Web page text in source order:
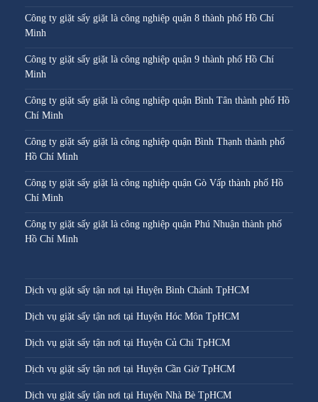
Công ty giặt sấy giặt là công nghiệp quận 8 thành phố Hồ Chí
Minh
Công ty giặt sấy giặt là công nghiệp quận 9 thành phố Hồ Chí
Minh
Công ty giặt sấy giặt là công nghiệp quận Bình Tân thành phố Hồ
Chí Minh
Công ty giặt sấy giặt là công nghiệp quận Bình Thạnh thành phố
Hồ Chí Minh
Công ty giặt sấy giặt là công nghiệp quận Gò Vấp thành phố Hồ
Chí Minh
Công ty giặt sấy giặt là công nghiệp quận Phú Nhuận thành phố
Hồ Chí Minh
Dịch vụ giặt sấy tận nơi tại Huyện Bình Chánh TpHCM
Dịch vụ giặt sấy tận nơi tại Huyện Hóc Môn TpHCM
Dịch vụ giặt sấy tận nơi tại Huyện Củ Chi TpHCM
Dịch vụ giặt sấy tận nơi tại Huyện Cần Giờ TpHCM
Dịch vụ giặt sấy tận nơi tại Huyện Nhà Bè TpHCM